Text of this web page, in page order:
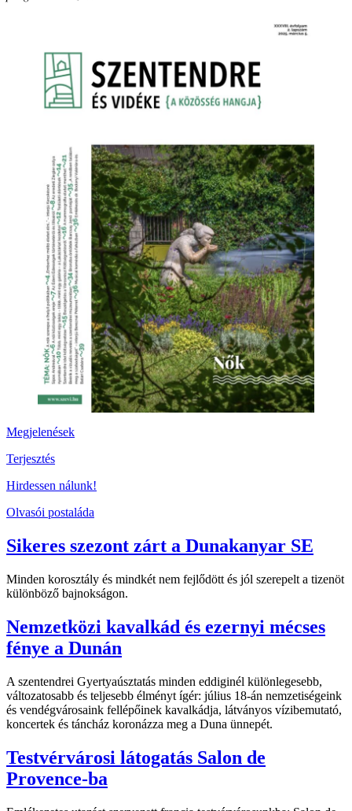
Megjelenések
Terjesztés
Hirdessen nálunk!
Olvasói postaláda
Sikeres szezont zárt a Dunakanyar SE
Minden korosztály és mindkét nem fejlődött és jól szerepelt a tizenöt
különböző bajnokságon.
Nemzetközi kavalkád és ezernyi mécses
fénye a Dunán
A szentendrei Gyertyaúsztatás minden eddiginél különlegesebb,
változatosabb és teljesebb élményt ígér: július 18-án nemzetiségeink
és vendégvárosaink fellépőinek kavalkádja, látványos vízibemutató,
koncertek és táncház koronázza meg a Duna ünnepét.
Testvérvárosi látogatás Salon de
Provence-ba